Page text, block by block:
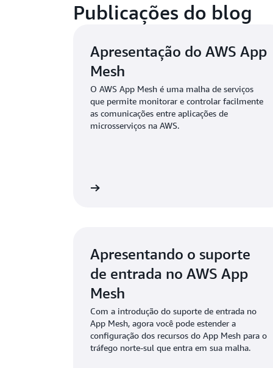
Publicações do blog
Apresentação do AWS App
Mesh
O AWS App Mesh é uma malha de serviços
que permite monitorar e controlar facilmente
as comunicações entre aplicações de
microsserviços na AWS.
Apresentando o suporte
de entrada no AWS App
Mesh
Com a introdução do suporte de entrada no
App Mesh, agora você pode estender a
configuração dos recursos do App Mesh para o
tráfego norte-sul que entra em sua malha.